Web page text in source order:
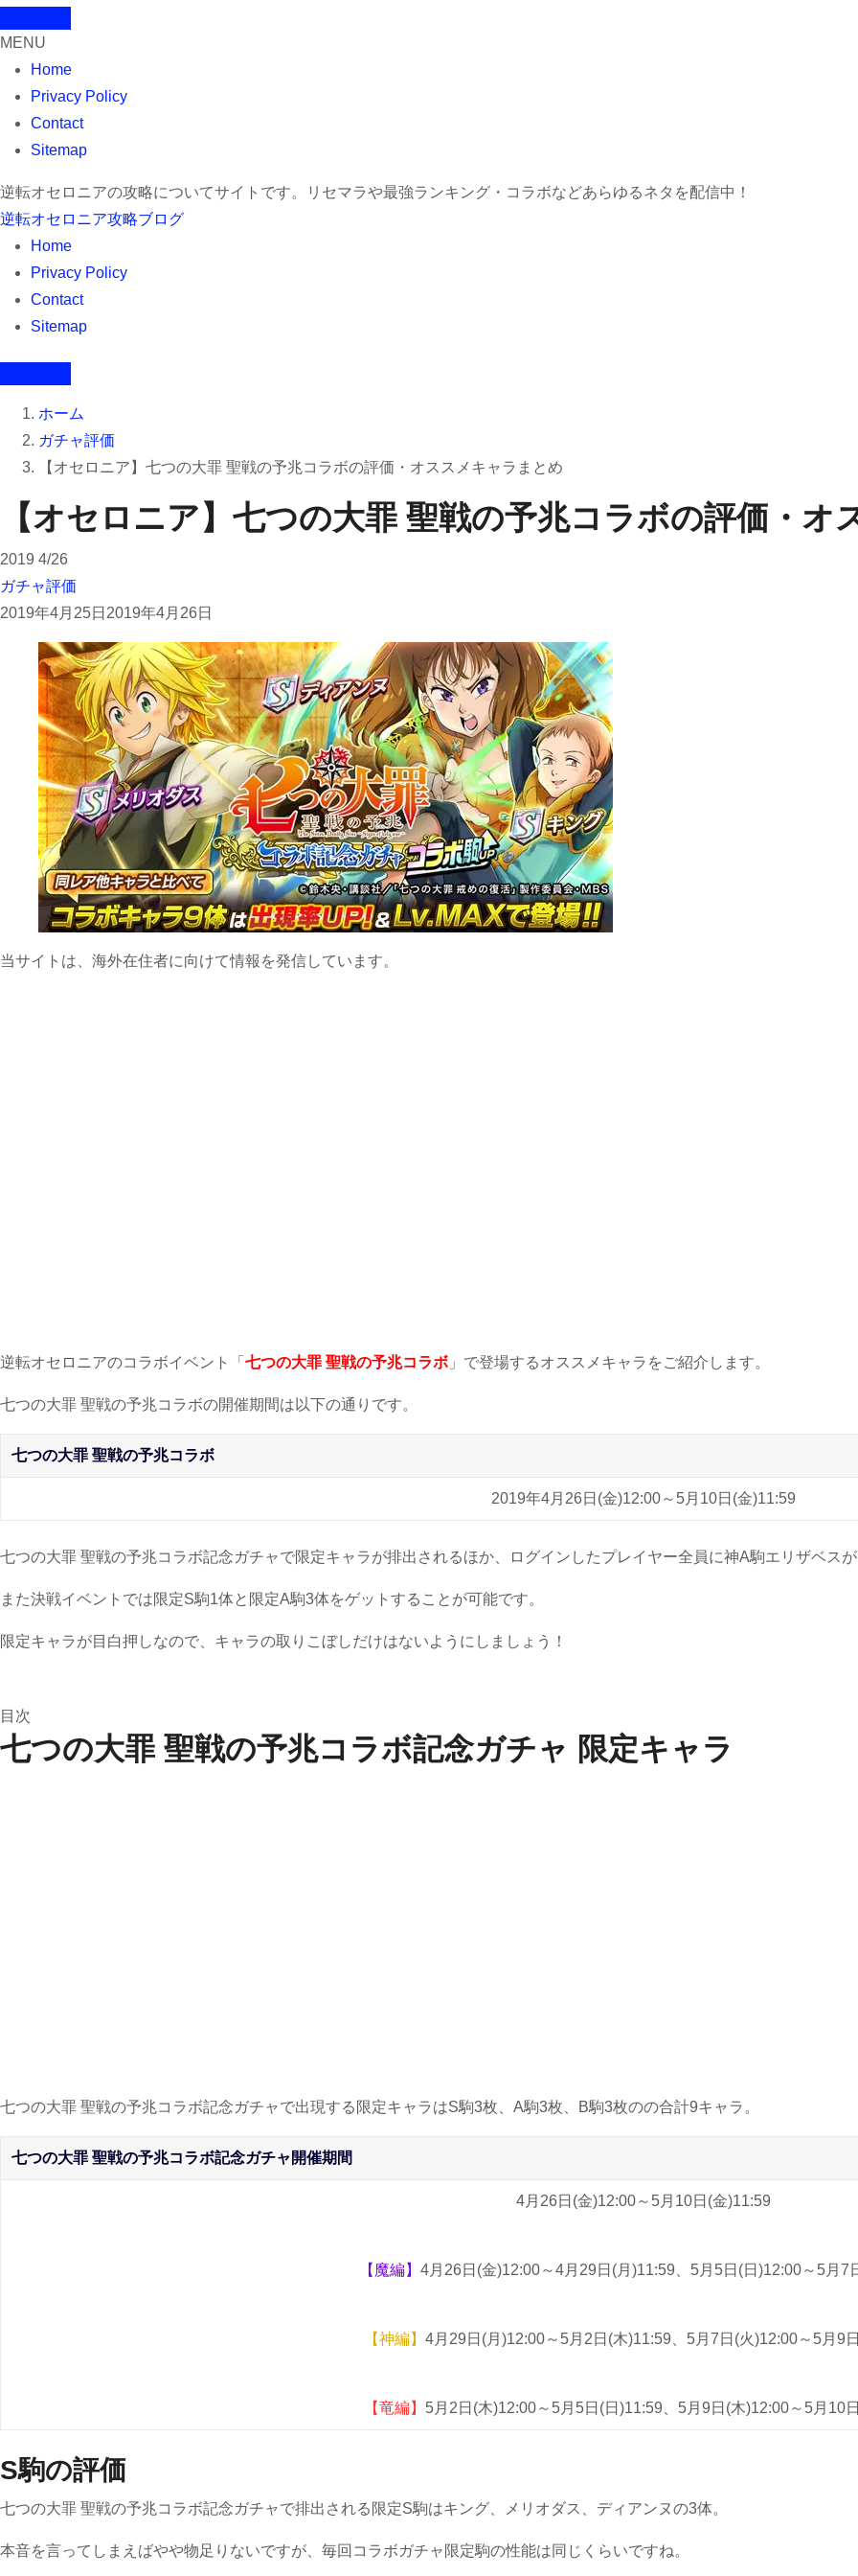
MENU
Home
Privacy Policy
Contact
Sitemap
逆転オセロニアの攻略についてサイトです。リセマラや最強ランキング・コラボなどあらゆるネタを配信中！
逆転オセロニア攻略ブログ
Home
Privacy Policy
Contact
Sitemap
ホーム
ガチャ評価
【オセロニア】七つの大罪 聖戦の予兆コラボの評価・オススメキャラまとめ
【オセロニア】七つの大罪 聖戦の予兆コラボの評価・オ
2019 4/26
ガチャ評価
2019年4月25日 2019年4月26日
当サイトは、海外在住者に向けて情報を発信しています。
逆転オセロニアのコラボイベント「 七つの大罪 聖戦の予兆コラボ 」で登場するオススメキャラをご紹介します。
七つの大罪 聖戦の予兆コラボの開催期間は以下の通りです。
七つの大罪 聖戦の予兆コラボ
2019年4月26日(金)12:00～5月10日(金)11:59
七つの大罪 聖戦の予兆コラボ記念ガチャで限定キャラが排出されるほか、ログインしたプレイヤー全員に神A駒エリザベスが
また決戦イベントでは限定S駒1体と限定A駒3体をゲットすることが可能です。
限定キャラが目白押しなので、キャラの取りこぼしだけはないようにしましょう！
目次
七つの大罪 聖戦の予兆コラボ記念ガチャ 限定キャラ
七つの大罪 聖戦の予兆コラボ記念ガチャで出現する限定キャラはS駒3枚、A駒3枚、B駒3枚のの合計9キャラ。
七つの大罪 聖戦の予兆コラボ記念ガチャ開催期間
4月26日(金)12:00～5月10日(金)11:59
【魔編】 4月26日(金)12:00～4月29日(月)11:59、5月5日(日)12:00～5月7
【神編】 4月29日(月)12:00～5月2日(木)11:59、5月7日(火)12:00～5月9
【竜編】 5月2日(木)12:00～5月5日(日)11:59、5月9日(木)12:00～5月10
S駒の評価
七つの大罪 聖戦の予兆コラボ記念ガチャで排出される限定S駒はキング、メリオダス、ディアンヌの3体。
本音を言ってしまえばやや物足りないですが、毎回コラボガチャ限定駒の性能は同じくらいですね。